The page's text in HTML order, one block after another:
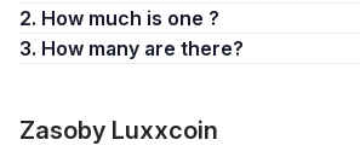
2. How much is one ?
3. How many are there?
Zasoby Luxxcoin